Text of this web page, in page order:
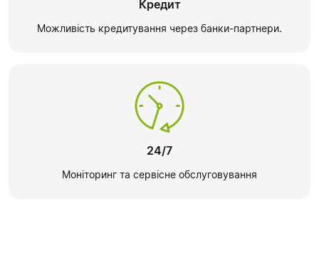
Кредит
Можливість кредитування через банки-партнери.
24/7
Моніторинг та сервісне обслуговування